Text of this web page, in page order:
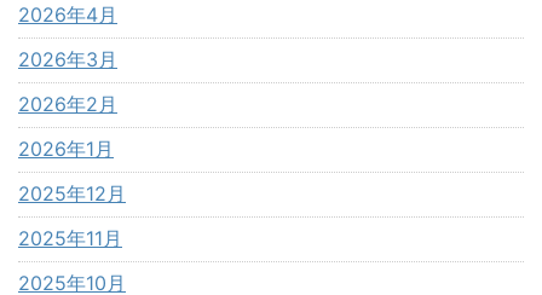
2026年4月
2026年3月
2026年2月
2026年1月
2025年12月
2025年11月
2025年10月